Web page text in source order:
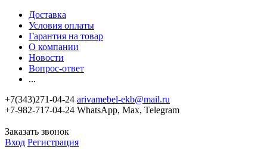
Доставка
Условия оплаты
Гарантия на товар
О компании
Новости
Вопрос-ответ
...
+7(343)271-04-24 arivamebel-ekb@mail.ru
+7-982-717-04-24 WhatsApp, Max, Telegram
Заказать звонок
Вход Регистрация